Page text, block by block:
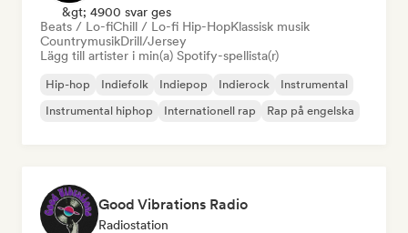
&gt; 4900 svar ges
Beats / Lo-fiChill / Lo-fi Hip-HopKlassisk musik
CountrymusikDrill/Jersey
Lägg till artister i min(a) Spotify-spellista(r)
Hip-hop Indiefolk Indiepop Indierock
Instrumental
Instrumental hiphop
Internationell rap Rap på engelska
Good Vibrations Radio
Radiostation